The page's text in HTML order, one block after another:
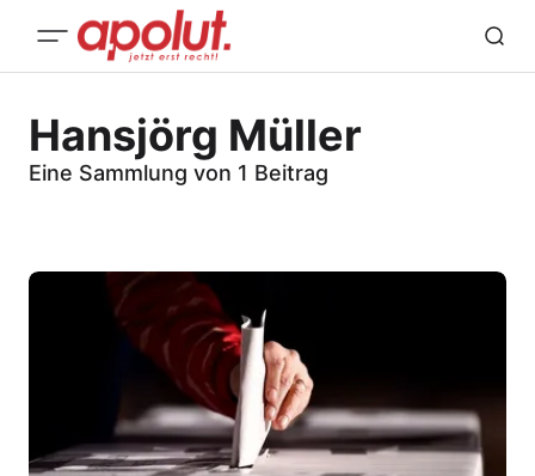
Hansjörg Müller
Eine Sammlung von 1 Beitrag